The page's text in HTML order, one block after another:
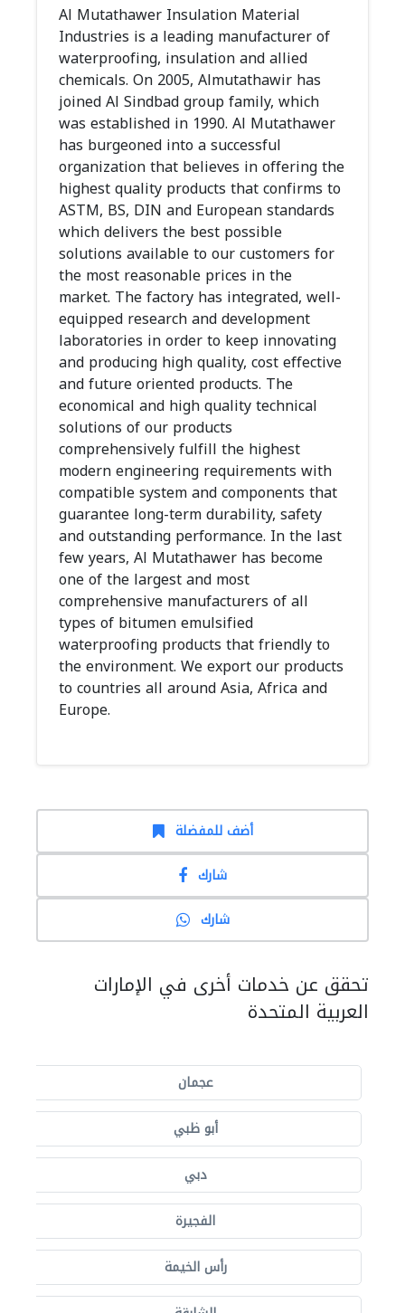
Al Mutathawer Insulation Material
Industries is a leading manufacturer of
waterproofing, insulation and allied
chemicals. On 2005, Almutathawir has
joined Al Sindbad group family, which
was established in 1990. Al Mutathawer
has burgeoned into a successful
organization that believes in offering the
highest quality products that confirms to
ASTM, BS, DIN and European standards
which delivers the best possible
solutions available to our customers for
the most reasonable prices in the
market. The factory has integrated, well-
equipped research and development
laboratories in order to keep innovating
and producing high quality, cost effective
and future oriented products. The
economical and high quality technical
solutions of our products
comprehensively fulfill the highest
modern engineering requirements with
compatible system and components that
guarantee long-term durability, safety
and outstanding performance. In the last
few years, Al Mutathawer has become
one of the largest and most
comprehensive manufacturers of all
types of bitumen emulsified
waterproofing products that friendly to
the environment. We export our products
to countries all around Asia, Africa and
Europe.
أضف للمفضلة
شارك
شارك
تحقق عن خدمات أخرى في الإمارات
العربية المتحدة
عجمان
أبو ظبي
دبي
الفجيرة
رأس الخيمة